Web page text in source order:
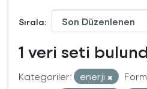
Sırala
1 veri seti
Kategoriler: enerji